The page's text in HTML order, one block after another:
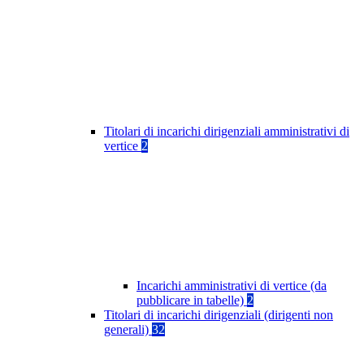
Titolari di incarichi dirigenziali amministrativi di
vertice 2
Incarichi amministrativi di vertice (da
pubblicare in tabelle) 2
Titolari di incarichi dirigenziali (dirigenti non
generali) 32